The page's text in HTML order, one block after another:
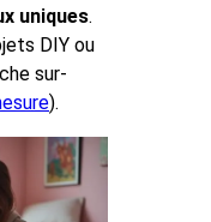
uniques.
DIY ou
sur-
).